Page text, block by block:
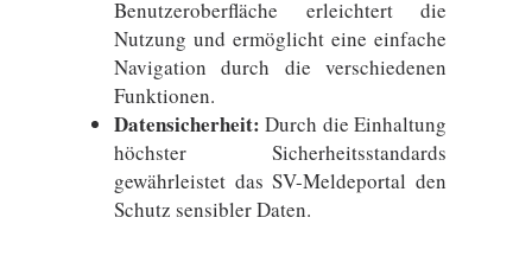
Benutzeroberfläche erleichtert die
Nutzung und ermöglicht eine einfache
Navigation durch die verschiedenen
Funktionen.
Datensicherheit: Durch die Einhaltung
höchster Sicherheitsstandards
gewährleistet das SV-Meldeportal den
Schutz sensibler Daten.